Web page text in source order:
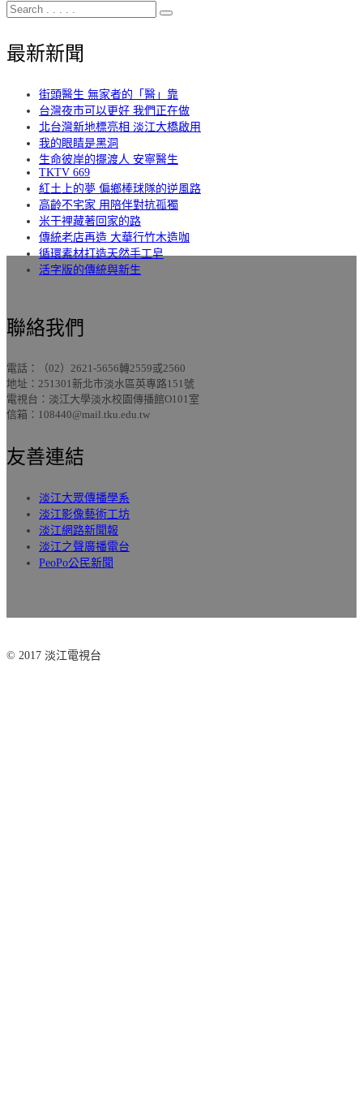
最新新聞
街頭醫生 無家者的「醫」靠
台灣夜市可以更好 我們正在做
北台灣新地標亮相 淡江大橋啟用
我的眼睛是黑洞
生命彼岸的擺渡人 安寧醫生
TKTV 669
紅土上的夢 偏鄉棒球隊的逆風路
高齡不宅家 用陪伴對抗孤獨
米干裡藏著回家的路
傳統老店再造 大華行竹木造咖
循環素材打造天然手工皂
活字版的傳統與新生
聯絡我們
電話：（02）2621-5656轉2559或2560
地址：251301新北市淡水區英專路151號
電視台：淡江大學淡水校園傳播館O101室
信箱：108440@mail.tku.edu.tw
友善連結
淡江大眾傳播學系
淡江影像藝術工坊
淡江網路新聞報
淡江之聲廣播電台
PeoPo公民新聞
© 2017 淡江電視台